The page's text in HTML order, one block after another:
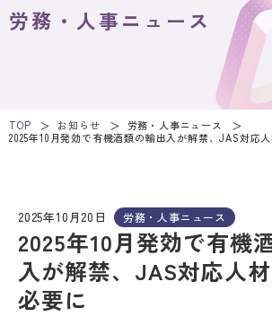
労務・人事ニュース
TOP お知らせ
労務・人事ニュース
2025年10月発効で有機酒類の輸出入が解禁、JAS対応
2025年10月20日 労務・人事ニュース
2025年10月発効で有機
入が解禁、JAS対応人
必要に